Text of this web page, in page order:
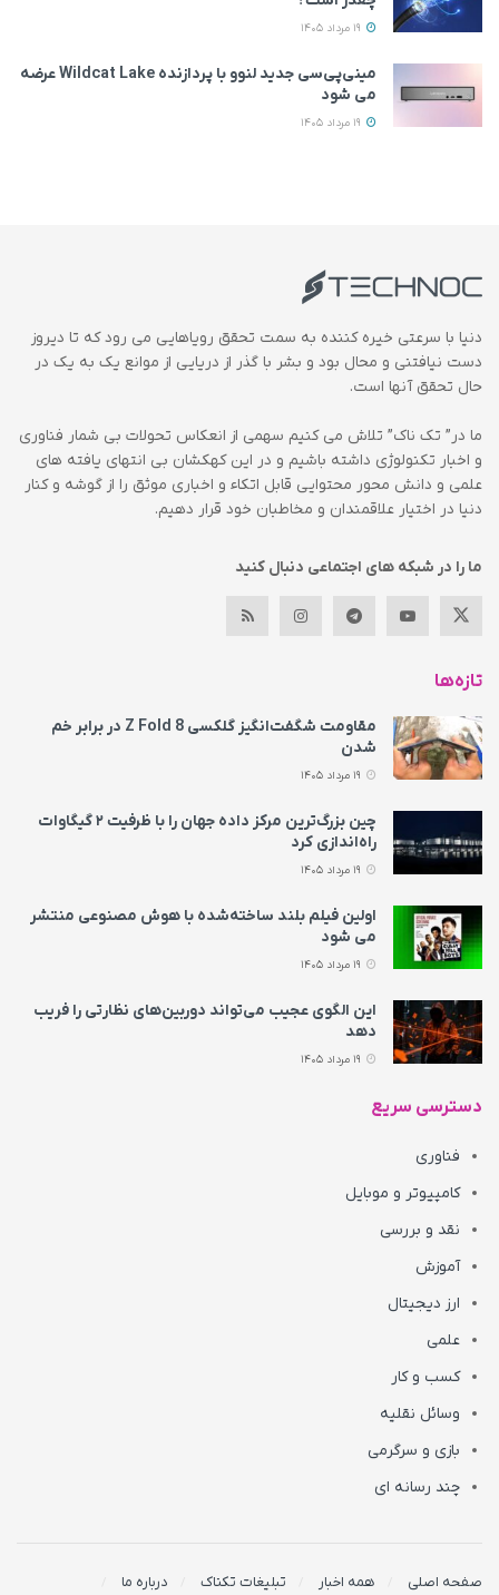
مینی‌پی‌سی جدید لنوو با پردازنده Wildcat Lake عرضه
می‌ شود
دنیا با سرعتی خیره کننده به سمت تحقق رویاهایی می رود که تا دیروز
دست نیافتنی و محال بود و بشر با گذر از دریایی از موانع یک به یک در
حال تحقق آنها است.
ما در” تک ناک” تلاش می کنیم سهمی از انعکاس تحولات بی شمار فناوری
و اخبار تکنولوژی داشته باشیم و در این کهکشان بی انتهای یافته های
علمی و دانش محور محتوایی قابل اتکاء و اخباری موثق را از گوشه و کنار
دنیا در اختیار علاقمندان و مخاطبان خود قرار دهیم.
ما را در شبکه های اجتماعی دنبال کنید
تازه‌ها
مقاومت شگفت‌انگیز گلکسی Z Fold 8 در برابر خم
شدن
چین بزرگ‌ترین مرکز داده جهان را با ظرفیت ۲ گیگاوات
راه‌اندازی کرد
اولین فیلم بلند ساخته‌شده با هوش مصنوعی منتشر
می‌ شود
این الگوی عجیب می‌تواند دوربین‌های نظارتی را فریب
دهد
دسترسی سریع
فناوری
کامپیوتر و موبایل
نقد و بررسی
آموزش
ارز دیجیتال
علمی
کسب و کار
وسائل نقلیه
بازی و سرگرمی
چند رسانه ای
صفحه اصلی همه اخبار تبلیغات تکناک درباره ما